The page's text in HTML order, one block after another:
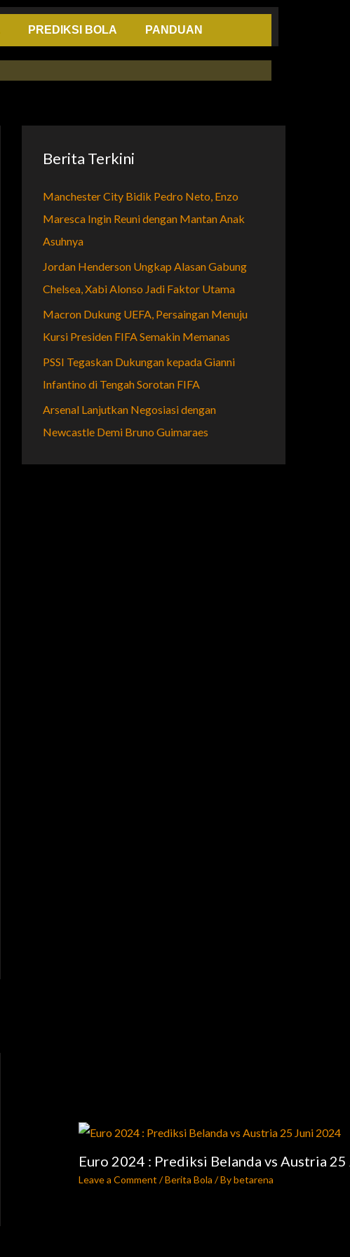
PREDIKSI BOLA PANDUAN
Euro 2024 : Prediksi Belanda vs Austria
Leave a Comment /Berita Bola / Bybetarena
Berita Terkini
Manchester City Bidik Pedro Neto, Enzo
Maresca Ingin Reuni dengan Mantan Anak
Asuhnya
Jordan Henderson Ungkap Alasan Gabung
Chelsea, Xabi Alonso Jadi Faktor Utama
Macron Dukung UEFA, Persaingan Menuju
Kursi Presiden FIFA Semakin Memanas
PSSI Tegaskan Dukungan kepada Gianni
Infantino di Tengah Sorotan FIFA
Arsenal Lanjutkan Negosiasi dengan
Newcastle Demi Bruno Guimaraes